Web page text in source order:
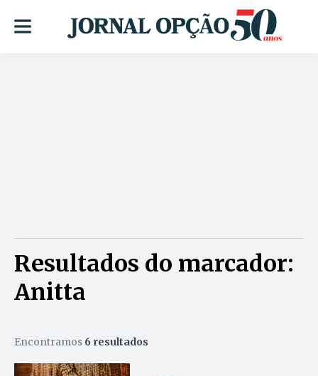
Resultados do marcador:
Anitta
Encontramos 6 resultados